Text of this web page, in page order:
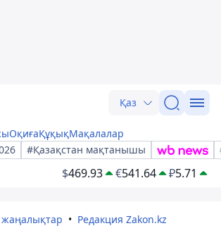
Қаз
ОқиғаҚұқықМақалалар
#Қазақстан мақтанышы
$469.93 €541.64 ₽5.71
Редакция Zakon.kz